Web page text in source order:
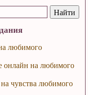
любимого
онлайн на любимого
чувства любимого